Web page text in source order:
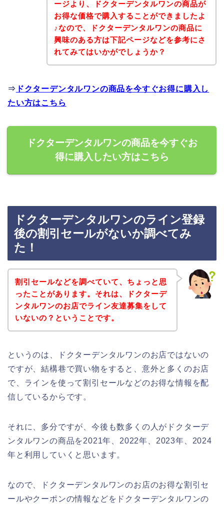
ージより、ドクターデンタルワンの商品が
お得な価格で購入することができましたよ
♪なので、ドクターデンタルワンの商品に
興味のある方は下記ページなどを参考にさ
れてみてはいかがでしょうか？
⇒ ドクターデンタルワンの商品を今すぐお得に購入し
たい方はこちら
ドクターデンタルワンの商品を今すぐお
得に購入したい方はこちら
ドクターデンタルワンのライン登録
後の割引セールがないか調べてみ
た！
割引セールなどを調べていて、ちょっと思
ったことがあります。それは、ドクターデ
ンタルワンのお店でライン友達募集をして
いないの？ということです。
というのは、ドクターデンタルワンのお店ではないの
ですが、結構巷で買い物をすると、意外と多くのお店
で、ラインを使って割引セールなどのお得な情報を配
信しているからです。
それに、多分ですが、今後も数多くの人がドクターデ
ンタルワンの商品を2021年、2022年、2023年、2024
年と利用していくと思います。
なので、ドクターデンタルワンのお店のお得な割引セ
ールやクーポンの情報などをドクターデンタルワンの